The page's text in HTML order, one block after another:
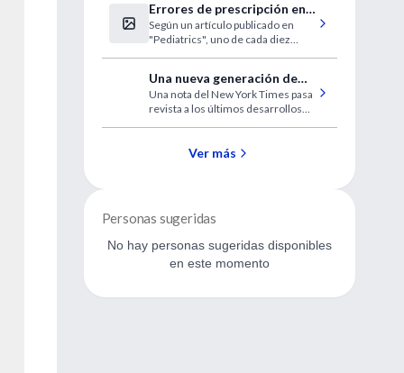
hospitalarias en el 4to. Congreso
de la Asociación Pan Americana de
Control de Infecciones y
Epidemiologia Hospitalaria.
Errores de prescripción en
servicios de urgencia
pediátricos
Según un artículo publicado en
"Pediatrics", uno de cada diez
de los fármacos que se le
prescriben o reciben medicación a
frecuencia incorrecta.
Una nueva generación de
anticonceptivos
Una nota del New York Times pasa
revista a los últimos desarrollos
Ver más
Personas sugeridas
No hay personas sugeridas disponibles
en este momento